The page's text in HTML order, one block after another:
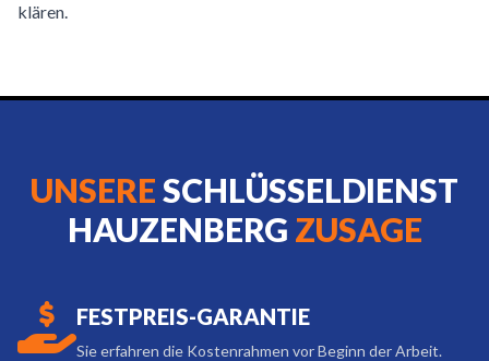
klären.
UNSERESCHLÜSSELDIENST
HAUZENBERG ZUSAGE
FESTPREIS-GARANTIE
Sie erfahren die Kostenrahmen vor Beginn der Arbeit.